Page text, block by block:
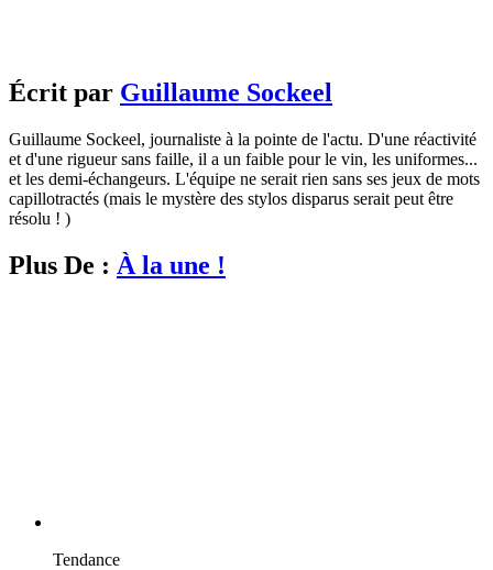
Écrit par Guillaume Sockeel
Guillaume Sockeel, journaliste à la pointe de l'actu. D'une réactivité
et d'une rigueur sans faille, il a un faible pour le vin, les uniformes...
et les demi-échangeurs. L'équipe ne serait rien sans ses jeux de mots
capillotractés (mais le mystère des stylos disparus serait peut être
résolu ! )
Plus De : À la une !
Tendance